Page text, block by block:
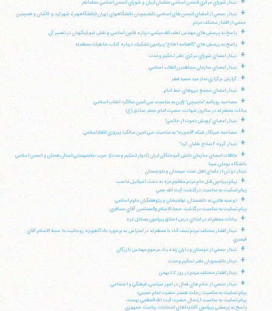
ديدار شوراي مركزي انجمن اسلامي معلمان ايران و شوراي انجمن اسلامي معلمانقم
+
ديدار جمعي از اعضاي انجمن هاي اسلامي دانشجويان دانشگاههاي تهران (دانشگاههنر)، شهركرد و كاشان و همچنين
جمعي از اقشار مختلف مردم
+ پاسخ به پرسش هاي مهندس لطف الله ميثمي درباره قانون اساسي و نقش شوراينگهبان در تفسير آن
+ پاسخ به پرسش هاي "گاهنامه اطلاع" پيرامون تشكيك درباره كتاب خاطرات معظمله
+ ديدار اعضاي شوراي مركزي دفتر تحكيم وحدت
+ ديدار اعضاي سازمان مجاهدين انقلاب اسلامي
+ گزارش برگزاري نماز عيد سعيد فطر
+ ديدار اعضاي مجمع نيروهاي خط امام
+
مصاحبه روزنامه "ماينيچي" ژاپن به مناسبت سي امين سالگرد انقلاب اسلامي
بيانات معظم له در سالروز شهادت حضرت امام جعفر صادق (ع)
+ ديدار اعضاي "پويش دعوت از خاتمي"
+ مصاحبه خبرنگار شبكه "الجزيره" به مناسبت سي امين سالگرد پيروزي انقلاباسلامي
+ ديدار گروه "اصلاح طلبان كرد"
+
ملاقات اعضاي سازمان دانش آموختگان ايران (ادوار تحكيم وحدت)، حزب جامعهمدني استان همدان و انجمن اسلامي
دانشگاه بوعلي سينا
ديدار دو تن از علماي اهل سنت سيستان و بلوچستان
+
پيام پيرامون قتل عام مردم مظلوم غزه به دست اسرائيل غاصب
پيام تسليت به مناسبت درگذشت آيت الله جمي
+
توصيه هايي به دانشمندان، نوانديشان و پژوهشگران علوم اسلامي
پيام تسليت به مناسبت درگذشت حجة الاسلام والمسلمين آقاي مسافري
+ بيانات معظم له در ابتداي درس اخلاق پيرامون مسائل غزه
+
ديدار اقشار مختلف مردم نجف آباد با معظم له در اعتراض به برخورد دادگاهويژه روحانيت با حجة الاسلام آقاي
قيصري
+ ديدار جمعي از دوستان و ياران زنده ياد مرحوم مهندس بازرگان
+ ديدار دانشجويان دفتر تحكيم وحدت
+ ديدار اقشار مختلف مردم در روز 22 بهمن
+
ديدار جمعي از خانم هاي فعال در امور سياسي، فرهنگي و اجتماعي
پيام تسليت به مناسبت رحلت همسر حضرت امام خميني؛
پيام تسليت به مناسبت ارتحال حضرت آيت الله العظمي بهجت؛
پاسخ به پرسشي پيرامون كانديداهاي انتخابات رياست جمهوري